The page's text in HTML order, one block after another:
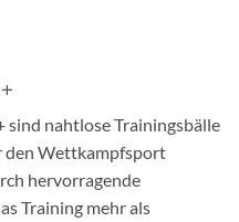
sind nahtlose Trainingsbälle
den Wettkampfsport
hervorragende
Training mehr als